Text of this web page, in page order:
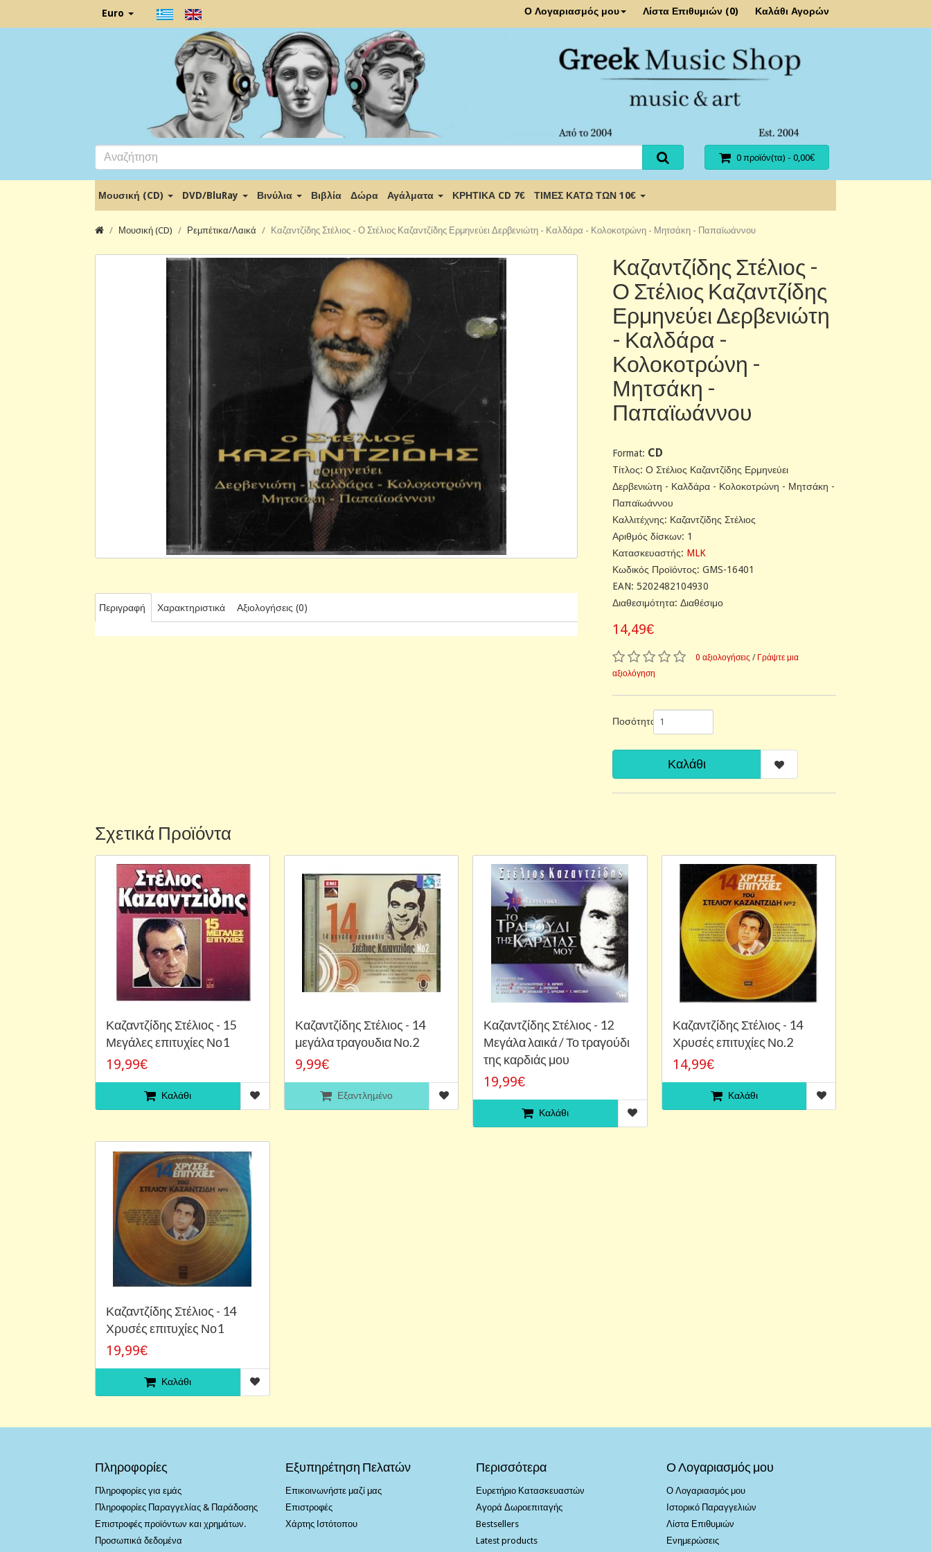
Euro Ο Λογαριασμός μου Λίστα Επιθυμιών (0) Καλάθι Αγορών
0 προϊόν(τα) - 0,00€
Μουσική (CD) DVD/BluRay Βινύλια Βιβλία Δώρα Αγάλματα ΚΡΗΤΙΚΑ CD 7€ ΤΙΜΕΣ ΚΑΤΩ ΤΩΝ 10€
Μουσική (CD) Ρεμπέτικα/Λαικά Καζαντζίδης Στέλιος - Ο Στέλιος Καζαντζίδης Ερμηνεύει Δερβενιώτη - Καλδάρα - Κολοκοτρώνη - Μητσάκη - Παπαϊωάννου
Περιγραφή Χαρακτηριστικά Αξιολογήσεις (0)
Καζαντζίδης Στέλιος -
Ο Στέλιος Καζαντζίδης
Ερμηνεύει Δερβενιώτη
- Καλδάρα -
Κολοκοτρώνη -
Μητσάκη -
Παπαϊωάννου
Format: CD
Tίτλος: Ο Στέλιος Καζαντζίδης Ερμηνεύει
Δερβενιώτη - Καλδάρα - Κολοκοτρώνη - Μητσάκη -
Παπαϊωάννου
Καλλιτέχνης: Καζαντζίδης Στέλιος
Αριθμός δίσκων: 1
Κατασκευαστής: MLK
Κωδικός Προϊόντος: GMS-16401
EAN: 5202482104930
Διαθεσιμότητα: Διαθέσιμο
14,49€
0 αξιολογήσεις / Γράψτε μια
αξιολόγηση
Ποσότητα
Καλάθι
Σχετικά Προϊόντα
Καζαντζίδης Στέλιος - 15
Μεγάλες επιτυχίες Νο1
19,99€
Καλάθι
Καζαντζίδης Στέλιος - 14
μεγάλα τραγουδια Νο.2
9,99€
Εξαντλημένο
Καζαντζίδης Στέλιος - 12
Μεγάλα λαικά / Το τραγούδι
της καρδιάς μου
19,99€
Καλάθι
Καζαντζίδης Στέλιος - 14
Χρυσές επιτυχίες Νο.2
14,99€
Καλάθι
Καζαντζίδης Στέλιος - 14
Χρυσές επιτυχίες Νο1
19,99€
Καλάθι
Πληροφορίες
Πληροφορίες για εμάς
Πληροφορίες Παραγγελίας & Παράδοσης
Επιστροφές προϊόντων και χρημάτων.
Προσωπικά δεδομένα
Εξυπηρέτηση Πελατών
Επικοινωνήστε μαζί μας
Επιστροφές
Χάρτης Ιστότοπου
Περισσότερα
Ευρετήριο Κατασκευαστών
Αγορά Δωροεπιταγής
Bestsellers
Latest products
Ο Λογαριασμός μου
Ο Λογαριασμός μου
Ιστορικό Παραγγελιών
Λίστα Επιθυμιών
Ενημερώσεις